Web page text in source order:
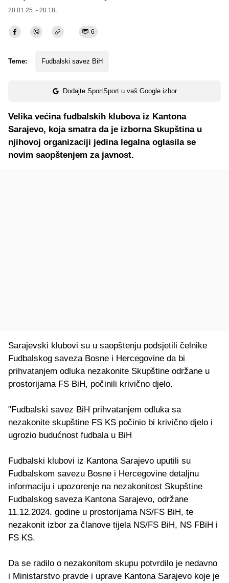
20.01.25. - 20:18,
6
Teme: Fudbalski savez BiH
Dodajte SportSport u vaš Google izbor
Velika većina fudbalskih klubova iz Kantona
Sarajevo, koja smatra da je izborna Skupština u
njihovoj organizaciji jedina legalna oglasila se
novim saopštenjem za javnost.
Sarajevski klubovi su u saopštenju podsjetili čelnike
Fudbalskog saveza Bosne i Hercegovine da bi
prihvatanjem odluka nezakonite Skupštine održane u
prostorijama FS BiH, počinili krivično djelo.
"Fudbalski savez BiH prihvatanjem odluka sa
nezakonite skupštine FS KS počinio bi krivično djelo i
ugrozio budućnost fudbala u BiH
Fudbalski klubovi iz Kantona Sarajevo uputili su
Fudbalskom savezu Bosne i Hercegovine detaljnu
informaciju i upozorenje na nezakonitost Skupštine
Fudbalskog saveza Kantona Sarajevo, održane
11.12.2024. godine u prostorijama NS/FS BiH, te
nezakonit izbor za članove tijela NS/FS BiH, NS FBiH i
FS KS.
Da se radilo o nezakonitom skupu potvrdilo je nedavno
i Ministarstvo pravde i uprave Kantona Sarajevo koje je